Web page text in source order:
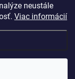
neustále
Viac informácií
vyhradené.